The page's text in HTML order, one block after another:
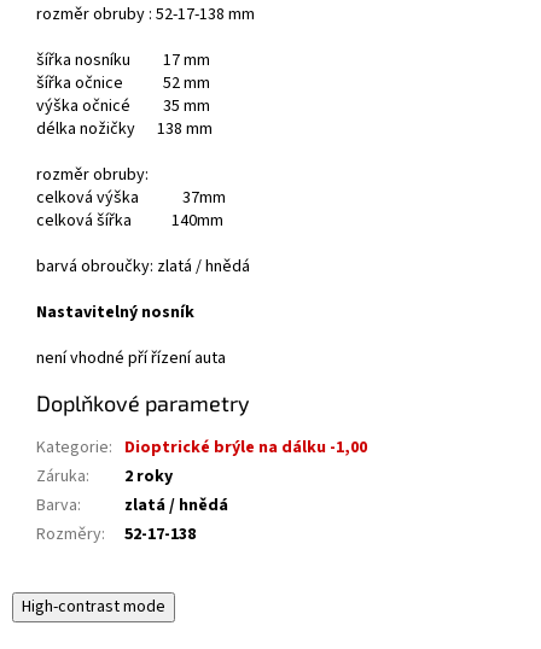
rozměr obruby : 52-17-138 mm
šířka nosníku 17 mm
šířka očnice 52 mm
výška očnicé 35 mm
délka nožičky 138 mm
rozměr obruby:
celková výška 37mm
celková šířka 140mm
barvá obroučky: zlatá / hnědá
Nastavitelný nosník
není vhodné pří řízení auta
Doplňkové parametry
Kategorie: Dioptrické brýle na dálku -1,00
Záruka:
2 roky
Barva:
zlatá / hnědá
Rozměry: 52-17-138
High-contrast mode